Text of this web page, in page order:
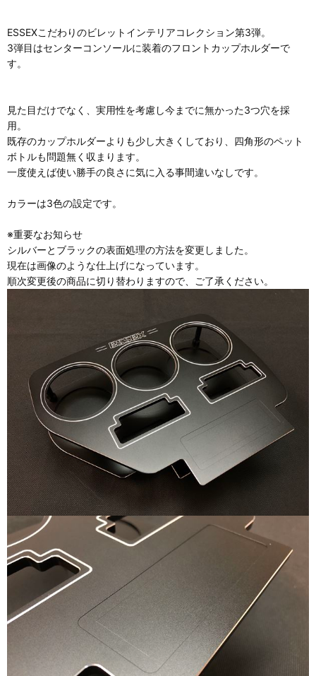
ESSEXこだわりのビレットインテリアコレクション第3弾。
3弾目はセンターコンソールに装着のフロントカップホルダーで
す。
見た目だけでなく、実用性を考慮し今までに無かった3つ穴を採
用。
既存のカップホルダーよりも少し大きくしており、四角形のペット
ボトルも問題無く収まります。
一度使えば使い勝手の良さに気に入る事間違いなしです。
カラーは3色の設定です。
※重要なお知らせ
シルバーとブラックの表面処理の方法を変更しました。
現在は画像のような仕上げになっています。
順次変更後の商品に切り替わりますので、ご了承ください。